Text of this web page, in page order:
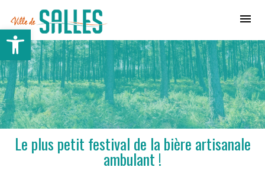
Ouvrir la barre d’outils
Le plus petit festival de la bière artisanale
ambulant !